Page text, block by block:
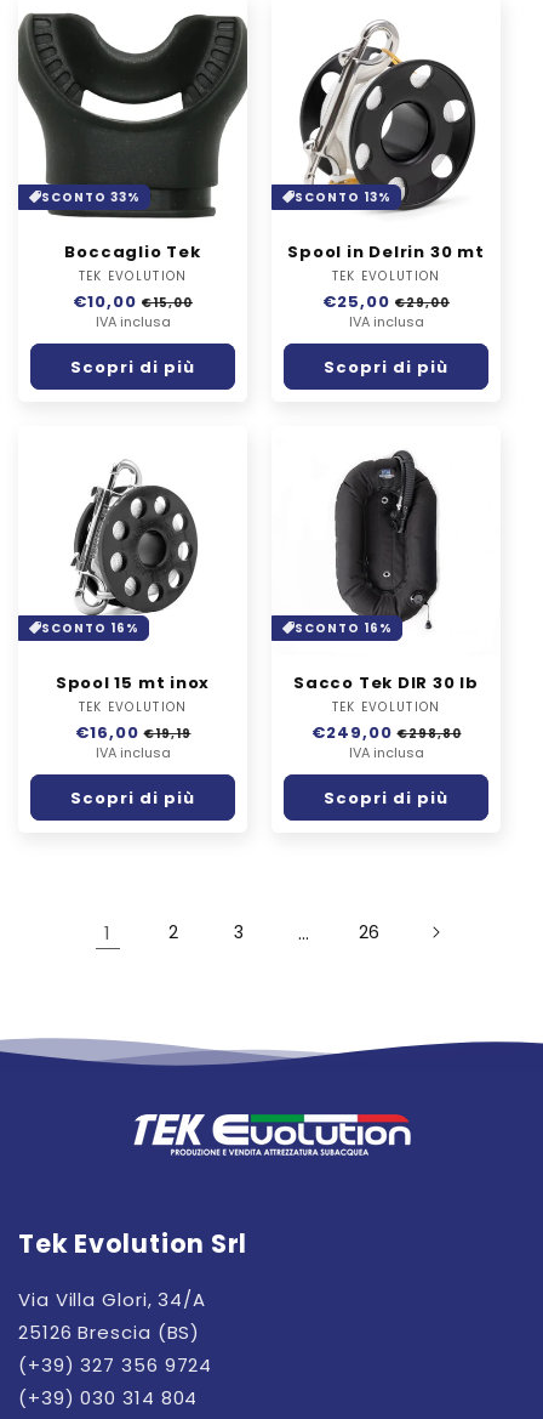
SCONTO 33%
Boccaglio Tek
Fornitore:
TEK EVOLUTION
Prezzo
listino
€10,00 Prezzo
scontato
€15,00
IVA inclusa
Scopri di più
SCONTO 13%
Spool in Delrin 30 mt
Fornitore:
TEK EVOLUTION
Prezzo
listino
€25,00 Prezzo
scontato
€29,00
IVA inclusa
Scopri di più
SCONTO 16%
Spool 15 mt inox
Fornitore:
TEK EVOLUTION
Prezzo
listino
€16,00 Prezzo
scontato
€19,19
IVA inclusa
Scopri di più
SCONTO 16%
Sacco Tek DIR 30 lb
Fornitore:
TEK EVOLUTION
Prezzo
listino
€249,00 Prezzo
scontato
€298,80
IVA inclusa
Scopri di più
1 2 3 … 26
Tek Evolution Srl
Via Villa Glori, 34/A
25126 Brescia (BS)
(+39) 327 356 9724
(+39) 030 314 804